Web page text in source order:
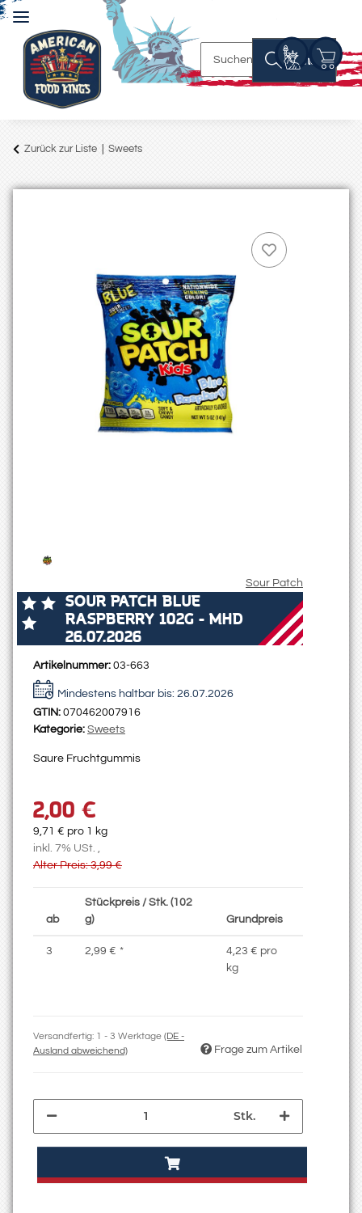
Suchen
Zurück zur Liste Sweets
Sour Patch
SOUR PATCH BLUE
RASPBERRY 102G - MHD
26.07.2026
Artikelnummer: 03-663
Mindestens haltbar bis: 26.07.2026
GTIN: 070462007916
Kategorie: Sweets
Saure Fruchtgummis
2,00 €
9,71 € pro 1 kg
inkl. 7% USt. ,
Alter Preis: 3,99 €
ab
Stückpreis / Stk. (102
g)
Grundpreis
3 2,99 € *
4,23 € pro
kg
Versandfertig: 1 - 3 Werktage (DE -
Ausland abweichend)
Frage zum Artikel
Stk.